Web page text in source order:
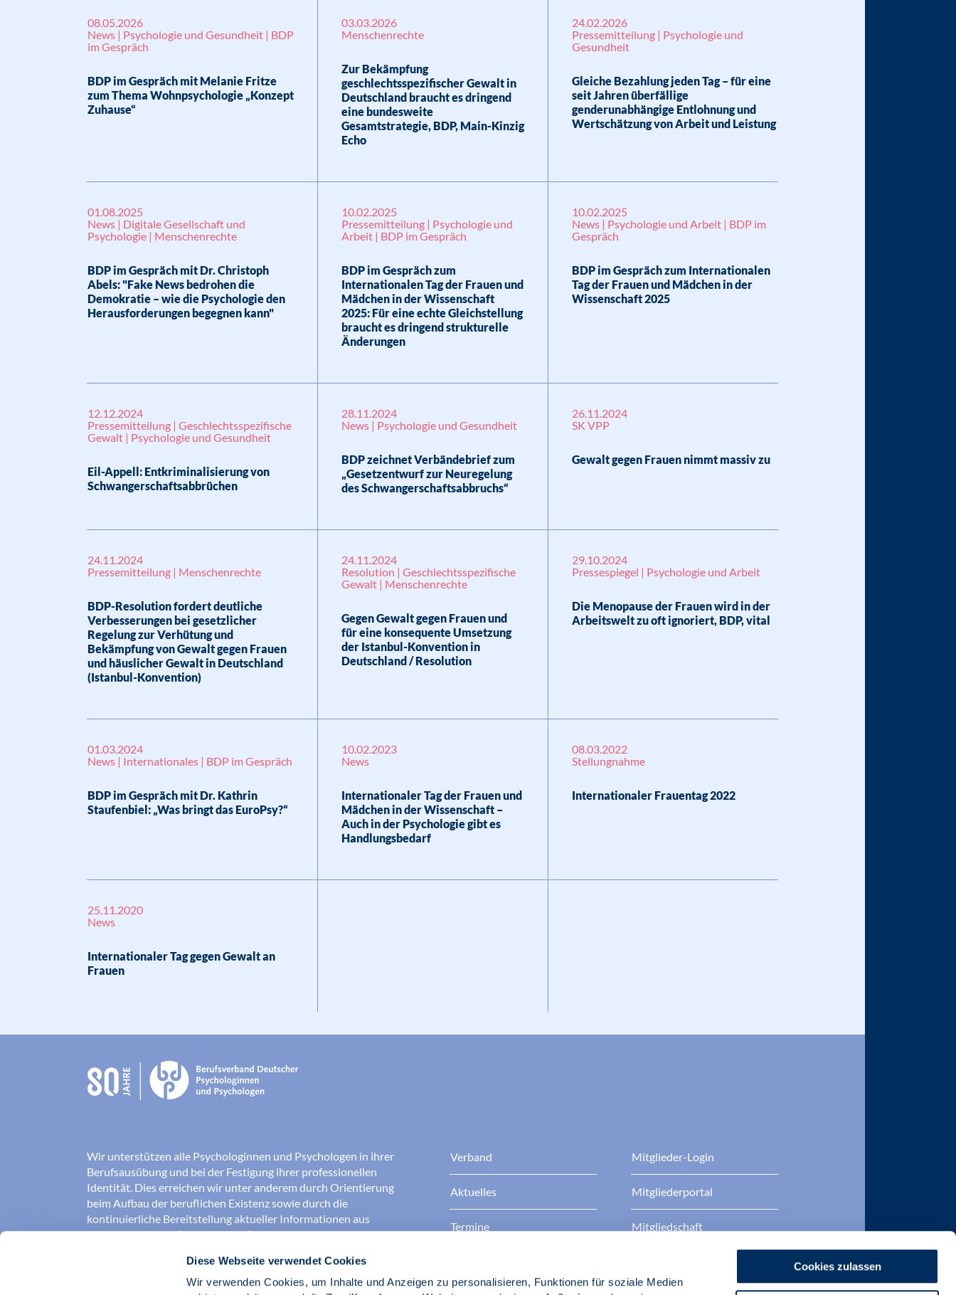
Diese Webseite verwendet Cookies
Wir verwenden Cookies, um Inhalte und Anzeigen zu personalisieren, Funktionen für soziale Medien
Cookies zulassen
08.05.2026
News | Psychologie und Gesundheit | BDP
im Gespräch
BDP im Gespräch mit Melanie Fritze
zum Thema Wohnpsychologie „Konzept
Zuhause“
03.03.2026
Menschenrechte
Zur Bekämpfung
geschlechtsspezifischer Gewalt in
Deutschland braucht es dringend
eine bundesweite
Gesamtstrategie, BDP, Main-Kinzig
Echo
24.02.2026
Pressemitteilung | Psychologie und
Gesundheit
Gleiche Bezahlung jeden Tag – für eine
seit Jahren überfällige
genderunabhängige Entlohnung und
Wertschätzung von Arbeit und Leistung
01.08.2025
News | Digitale Gesellschaft und
Psychologie | Menschenrechte
BDP im Gespräch mit Dr. Christoph
Abels: "Fake News bedrohen die
Demokratie – wie die Psychologie den
Herausforderungen begegnen kann"
10.02.2025
Pressemitteilung | Psychologie und
Arbeit | BDP im Gespräch
BDP im Gespräch zum
Internationalen Tag der Frauen und
Mädchen in der Wissenschaft
2025: Für eine echte Gleichstellung
braucht es dringend strukturelle
Änderungen
10.02.2025
News | Psychologie und Arbeit | BDP im
Gespräch
BDP im Gespräch zum Internationalen
Tag der Frauen und Mädchen in der
Wissenschaft 2025
12.12.2024
Pressemitteilung | Geschlechtsspezifische
Gewalt | Psychologie und Gesundheit
Eil-Appell: Entkriminalisierung von
Schwangerschaftsabbrüchen
28.11.2024
News | Psychologie und Gesundheit
BDP zeichnet Verbändebrief zum
„Gesetzentwurf zur Neuregelung
des Schwangerschaftsabbruchs“
26.11.2024
SK VPP
Gewalt gegen Frauen nimmt massiv zu
24.11.2024
Pressemitteilung | Menschenrechte
BDP-Resolution fordert deutliche
Verbesserungen bei gesetzlicher
Regelung zur Verhütung und
Bekämpfung von Gewalt gegen Frauen
und häuslicher Gewalt in Deutschland
(Istanbul-Konvention)
24.11.2024
Resolution | Geschlechtsspezifische
Gewalt | Menschenrechte
Gegen Gewalt gegen Frauen und
für eine konsequente Umsetzung
der Istanbul-Konvention in
Deutschland / Resolution
29.10.2024
Pressespiegel | Psychologie und Arbeit
Die Menopause der Frauen wird in der
Arbeitswelt zu oft ignoriert, BDP, vital
01.03.2024
News | Internationales | BDP im Gespräch
BDP im Gespräch mit Dr. Kathrin
Staufenbiel: „Was bringt das EuroPsy?“
10.02.2023
News
Internationaler Tag der Frauen und
Mädchen in der Wissenschaft –
Auch in der Psychologie gibt es
Handlungsbedarf
08.03.2022
Stellungnahme
Internationaler Frauentag 2022
25.11.2020
News
Internationaler Tag gegen Gewalt an
Frauen
Wir unterstützen alle Psychologinnen und Psychologen in ihrer
Berufsausübung und bei der Festigung ihrer professionellen
Identität. Dies erreichen wir unter anderem durch Orientierung
beim Aufbau der beruflichen Existenz sowie durch die
kontinuierliche Bereitstellung aktueller Informationen aus
Wissenschaft und Praxis für den Berufsalltag.
Wir erschließen und sichern Berufsfelder und sorgen dafür, dass
Erkenntnisse der Psychologie kompetent und verantwortungsvoll
Verband
Aktuelles
Termine
Mitglieder-Login
Mitgliederportal
Mitgliedschaft